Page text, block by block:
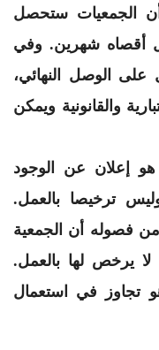
أن الجمعيات ستحصل
أقصاه شهرين. وفي
الوصل النهائي،
والقانونية ويمكن
إعلان عن الوجود
ترخيصا بالعمل.
فصوله أن الجمعية
يرخص لها بالعمل.
تجاوز في استعمال